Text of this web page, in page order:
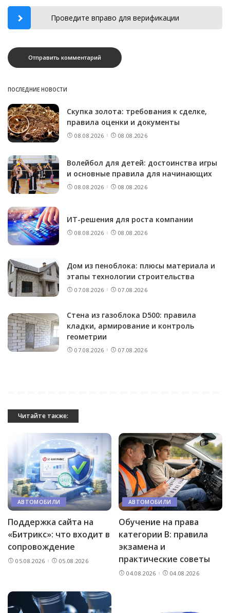
Проведите вправо для верификации
ПОСЛЕДНИЕ НОВОСТИ
Скупка золота: требования к сделке,
правила оценки и документы
08.08.2026 08.08.2026
Волейбол для детей: достоинства игры
и основные правила для начинающих
08.08.2026 08.08.2026
ИТ-решения для роста компании
08.08.2026 08.08.2026
Дом из пеноблока: плюсы материала и
этапы технологии строительства
07.08.2026 07.08.2026
Стена из газоблока D500: правила
кладки, армирование и контроль
геометрии
07.08.2026 07.08.2026
Читайте также:
АВТОМОБИЛИ
Поддержка сайта на
«Битрикс»: что входит в
сопровождение
05.08.2026 05.08.2026
АВТОМОБИЛИ
Обучение на права
категории B: правила
экзамена и
практические советы
04.08.2026 04.08.2026